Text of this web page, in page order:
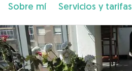
Sobre mí Servicios y tarifas